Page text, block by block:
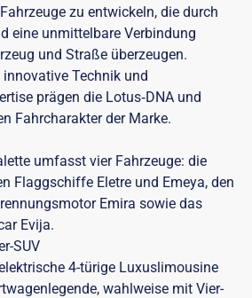
zu entwickeln, die durch
eine unmittelbare Verbindung
und Straße überzeugen.
Technik und
prägen die Lotus‑DNA und
Fahrcharakter der Marke.
umfasst vier Fahrzeuge: die
Flaggschiffe Eletre und Emeya, den
Emira sowie das
Evija.
SUV
4-türige Luxuslimousine
wahlweise mit Vier-